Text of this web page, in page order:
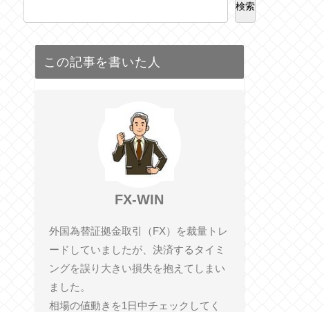
検索
この記事を書いた人
FX-WIN
外国為替証拠金取引（FX）を裁量トレ
ードしていましたが、決済するタイミ
ングを誤り大きい損失を抱えてしまい
ました。
相​場の値動きを1日中チェックしてく